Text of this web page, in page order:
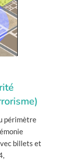
périmètre
billets et